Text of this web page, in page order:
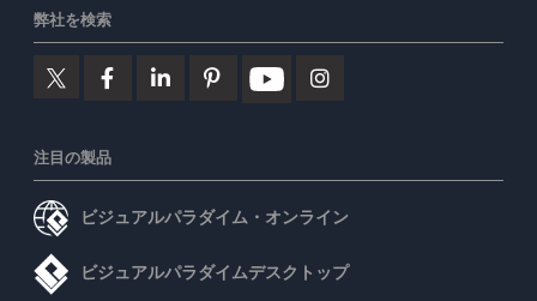
弊社を検索
注目の製品
ビジュアルパラダイム・オンライン
ビジュアルパラダイムデスクトップ